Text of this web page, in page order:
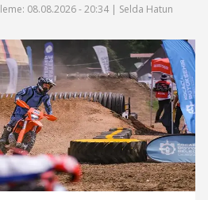
08.08.2026 - 20:34 | Selda Hatun